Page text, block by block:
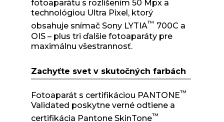
fotoaparátu s rozlíšením 50 Mpx a
technológiou Ultra Pixel, ktorý
obsahuje snímač Sony LYTIA™ 700C a
OIS – plus tri ďalšie fotoaparáty pre
maximálnu všestrannosť.
Zachyťte svet v skutočných farbách
Fotoaparát s certifikáciou PANTONE™
Validated poskytne verné odtiene a
certifikácia Pantone SkinTone™